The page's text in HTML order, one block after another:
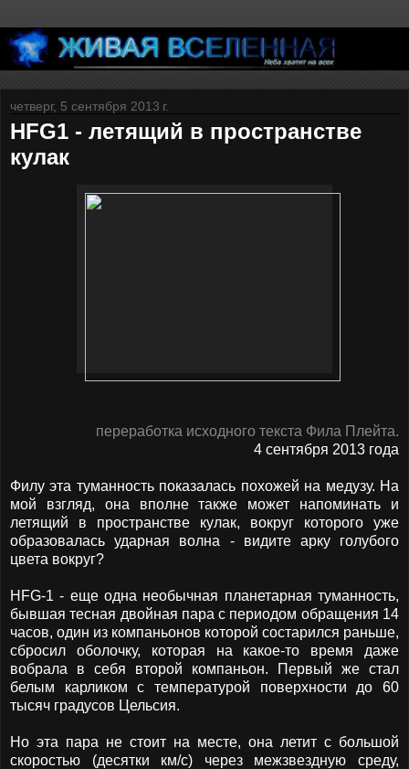
четверг, 5 сентября 2013 г.
HFG1 - летящий в пространстве
кулак
переработка исходного текста Фила Плейта.
4 сентября 2013 года
Филу эта туманность показалась похожей на медузу. На
мой взгляд, она вполне также может напоминать и
летящий в пространстве кулак, вокруг которого уже
образовалась ударная волна - видите арку голубого
цвета вокруг?
HFG-1 - еще одна необычная планетарная туманность,
бывшая тесная двойная пара с периодом обращения 14
часов, один из компаньонов которой состарился раньше,
сбросил оболочку, которая на какое-то время даже
вобрала в себя второй компаньон. Первый же стал
белым карликом с температурой поверхности до 60
тысяч градусов Цельсия.
Но эта пара не стоит на месте, она летит с большой
скоростью (десятки км/с) через межзвездную среду,